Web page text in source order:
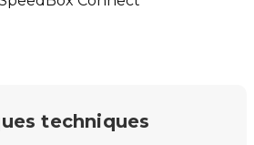
techniques